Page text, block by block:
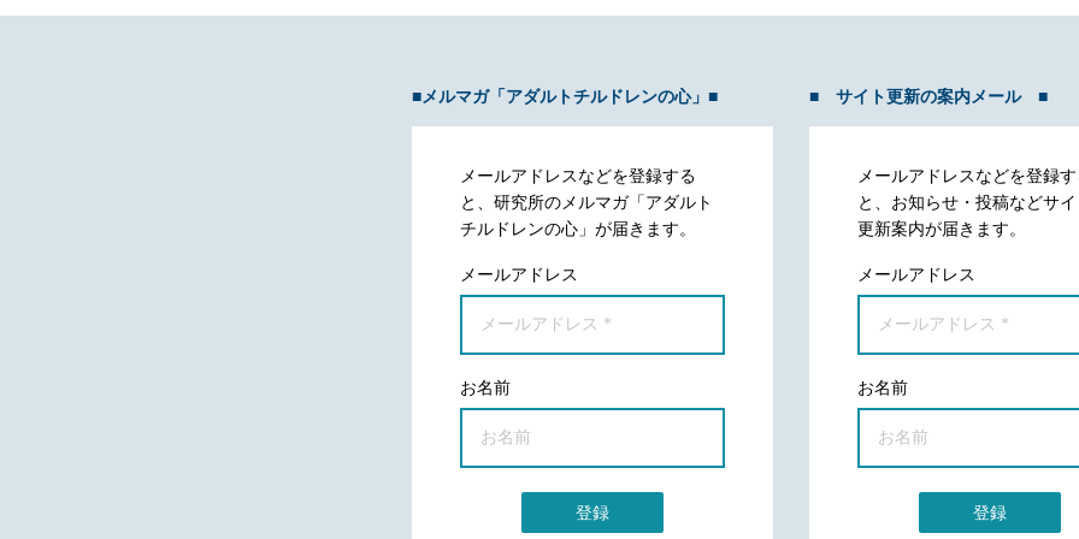
■メルマガ「アダルトチルドレンの心」■
メールアドレスなどを登録する
と、研究所のメルマガ「アダルト
チルドレンの心」が届きます。
メールアドレス
お名前
登録
■ サイト更新の案内メール ■
メールアドレスなどを登録
と、お知らせ・投稿などサ
更新案内が届きます。
メールアドレス
お名前
登録